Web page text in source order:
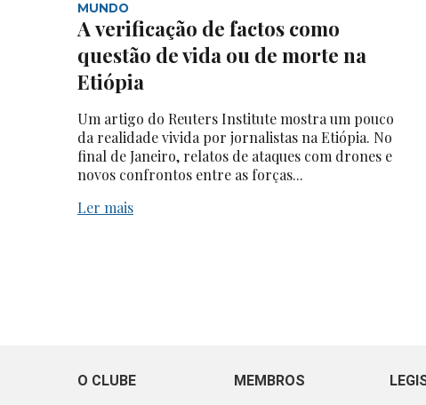
MUNDO
A verificação de factos como
questão de vida ou de morte na
Etiópia
Um artigo do Reuters Institute mostra um pouco
da realidade vivida por jornalistas na Etiópia. No
final de Janeiro, relatos de ataques com drones e
novos confrontos entre as forças...
Ler mais
O CLUBE MEMBROS